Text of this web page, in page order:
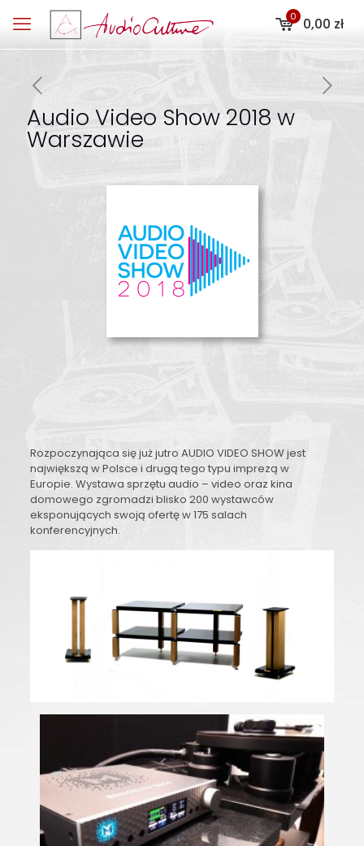
0 0,00 zł
Audio Video Show 2018 w
Warszawie
Rozpoczynająca się już jutro AUDIO VIDEO SHOW jest
największą w Polsce i drugą tego typu imprezą w
Europie. Wystawa sprzętu audio – video oraz kina
domowego zgromadzi blisko 200 wystawców
eksponujących swoją ofertę w 175 salach
konferencyjnych.